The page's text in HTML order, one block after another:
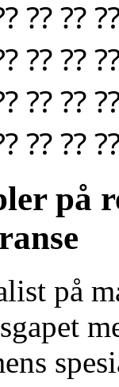
⁇ ⁇
⁇ ⁇
⁇ ⁇
⁇ ⁇
på
på